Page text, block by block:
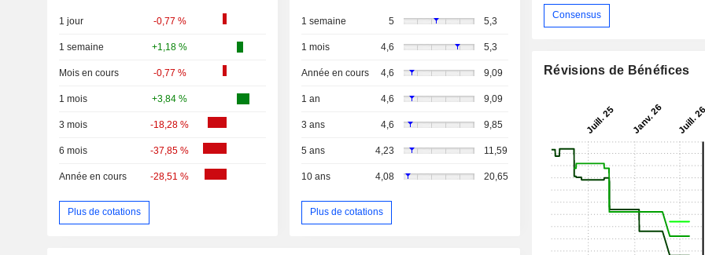
1 jour -0,77 %
1 semaine +1,18 %
Mois en cours -0,77 %
1 mois +3,84 %
3 mois -18,28 %
6 mois -37,85 %
Année en cours -28,51 %
Plus de cotations
1 semaine 5 5,3
1 mois 4,6 5,3
Année en cours 4,6 9,09
1 an 4,6 9,09
3 ans 4,6 9,85
5 ans 4,23 11,59
10 ans 4,08 20,65
Plus de cotations
Consensus
Révisions de Bénéfices